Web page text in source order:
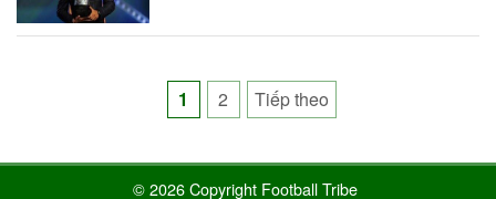
Posts
pagination
1 2 Tiếp theo
© 2026 Copyright Football Tribe